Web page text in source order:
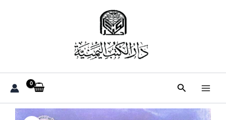
البحث
كمية